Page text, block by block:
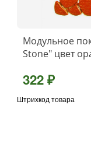
Модульное
Stone" цвет
322 ₽
Штрихкод товара